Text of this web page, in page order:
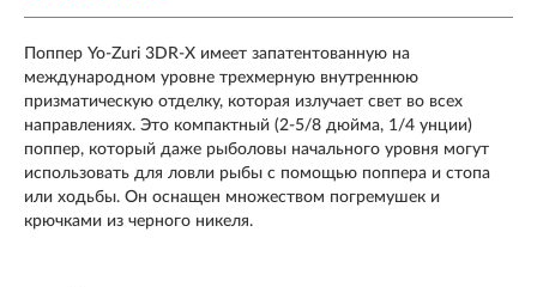
Поппер Yo-Zuri 3DR-X имеет запатентованную на
международном уровне трехмерную внутреннюю
призматическую отделку, которая излучает свет во всех
направлениях. Это компактный (2-5/8 дюйма, 1/4 унции)
поппер, который даже рыболовы начального уровня могут
использовать для ловли рыбы с помощью поппера и стопа
или ходьбы. Он оснащен множеством погремушек и
крючками из черного никеля.